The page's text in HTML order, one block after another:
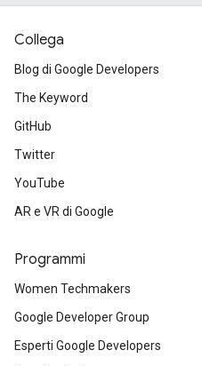
Collega
Blog di Google Developers
The Keyword
GitHub
Twitter
YouTube
AR e VR di Google
Programmi
Women Techmakers
Google Developer Group
Esperti Google Developers